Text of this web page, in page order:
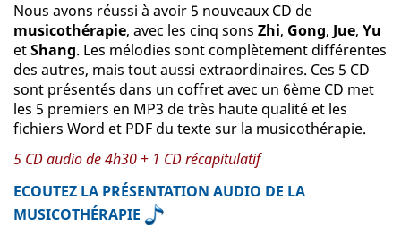
Nous avons réussi à avoir 5 nouveaux CD de
musicothérapie, avec les cinq sons Zhi, Gong, Jue, Yu
etShang. Les mélodies sont complètement différentes
des autres, mais tout aussi extraordinaires. Ces 5 CD
sont présentés dans un coffret avec un 6ème CD met
les 5 premiers en MP3 de très haute qualité et les
fichiers Word et PDF du texte sur la musicothérapie.
5 CD audio de 4h30 + 1 CD récapitulatif
ECOUTEZ LA PRÉSENTATION AUDIO DE LA
MUSICOTHÉRAPIE